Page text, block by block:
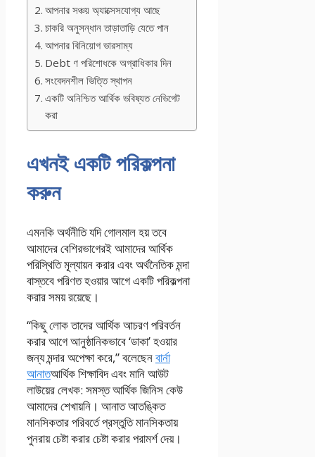
আপনার সঞ্চয় অ্যাক্সেসযোগ্য আছে
চাকরি অনুসন্ধান তাড়াতাড়ি যেতে পান
আপনার বিনিয়োগ ভারসাম্য
Debt ণ পরিশোধকে অগ্রাধিকার দিন
সংবেদনশীল ভিত্তি স্থাপন
একটি অনিশ্চিত আর্থিক ভবিষ্যত নেভিগেট
করা
এখনই একটি পরিকল্পনা
করুন
এমনকি অর্থনীতি যদি গোলমাল হয় তবে
আমাদের বেশিরভাগেরই আমাদের আর্থিক
পরিস্থিতি মূল্যায়ন করার এবং অর্থনৈতিক মন্দা
বাস্তবে পরিণত হওয়ার আগে একটি পরিকল্পনা
করার সময় রয়েছে।
“কিছু লোক তাদের আর্থিক আচরণ পরিবর্তন
করার আগে আনুষ্ঠানিকভাবে ‘ডাকা’ হওয়ার
জন্য মন্দার অপেক্ষা করে,” বলেছেনবার্না
আনাতআর্থিক শিক্ষাবিদ এবং মানি আউট
লাউয়ের লেখক: সমস্ত আর্থিক জিনিস কেউ
আমাদের শেখায়নি। আনাত আতঙ্কিত
মানসিকতার পরিবর্তে প্রস্তুতি মানসিকতায়
পুনরায় চেষ্টা করার চেষ্টা করার পরামর্শ দেয়।